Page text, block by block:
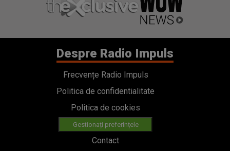
Despre Radio Impuls
Frecvențe Radio Impuls
Politica de confidentialitate
Politica de cookies
Gestionați preferințele
Contact